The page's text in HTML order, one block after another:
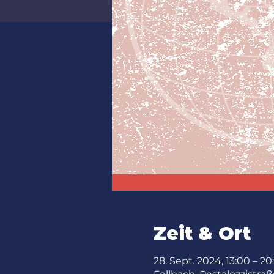
Zeit & Ort
28. Sept. 2024, 13:00 –